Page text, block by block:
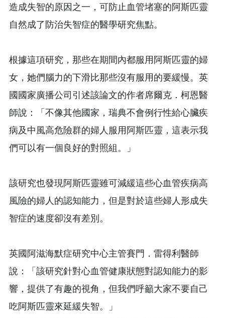
造成失智的原因之一，可防止血管堵塞的阿斯匹靈
自然成了防治失智症的醫學研究焦點。
根據這項研究，那些在期間內都服用阿斯匹靈的婦
女，她們腦力的下滑比那些沒有服用的要緩慢。英
國國家廣播公司引述該論文的作者席爾克．柯恩醫
師說：「不像其他國家，瑞典不會例行性給心臟疾
病及中風高危險群的婦人服用阿斯匹靈，這表示我
們可以有一個良好的對照組。」
該研究也發現阿斯匹靈雖可減緩這些心血管疾病高
風險的婦人的認知能力，但是對於這些婦人形成失
智症的速度卻沒有差別。
英國阿滋海默症研究中心主管賽門．雷得利醫師
說：「該研究針對心血管健康狀態對認知能力的影
響，提供了有趣的視角，但我們呼籲大家不要自己
吃阿斯匹靈來延緩失智。」